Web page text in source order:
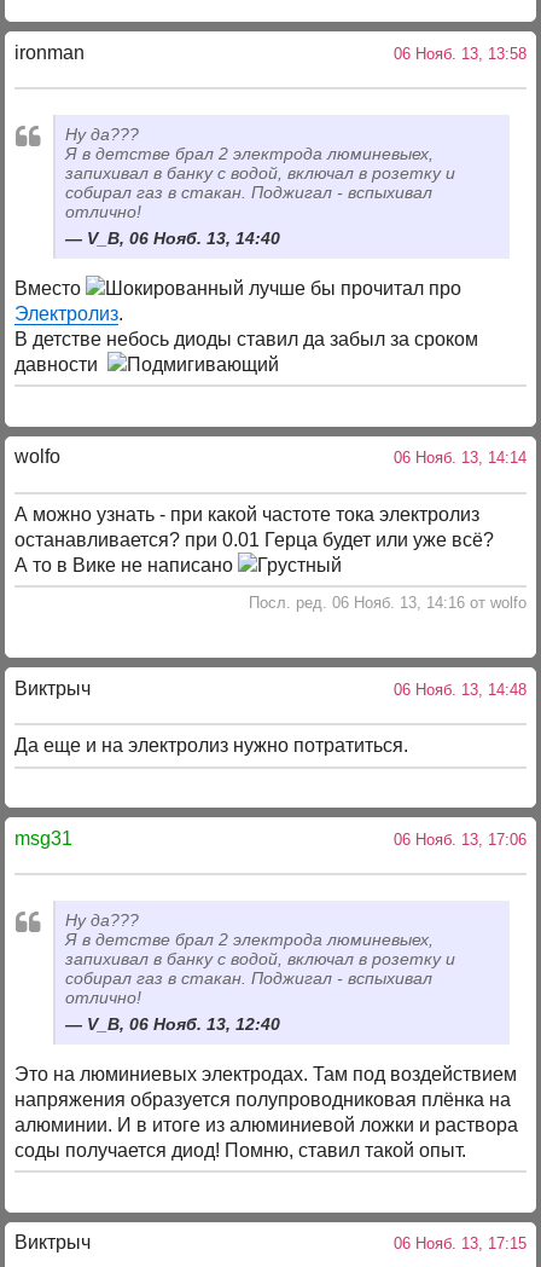
ironman 06 Нояб. 13, 13:58
Ну да???
Я в детстве брал 2 электрода люминевыех,
запихивал в банку с водой, включал в розетку и
собирал газ в стакан. Поджигал - вспыхивал
отлично!
V_B, 06 Нояб. 13, 14:40
Вместо
лучше бы прочитал про
Электролиз.
В детстве небось диоды ставил да забыл за сроком
давности
wolfo 06 Нояб. 13, 14:14
А можно узнать - при какой частоте тока электролиз
останавливается? при 0.01 Герца будет или уже всё?
А то в Вике не написано
Посл. ред. 06 Нояб. 13, 14:16 от wolfo
Виктрыч 06 Нояб. 13, 14:48
Да еще и на электролиз нужно потратиться.
msg31 06 Нояб. 13, 17:06
Ну да???
Я в детстве брал 2 электрода люминевыех,
запихивал в банку с водой, включал в розетку и
собирал газ в стакан. Поджигал - вспыхивал
отлично!
V_B, 06 Нояб. 13, 12:40
Это на люминиевых электродах. Там под воздействием
напряжения образуется полупроводниковая плёнка на
алюминии. И в итоге из алюминиевой ложки и раствора
соды получается диод! Помню, ставил такой опыт.
Виктрыч 06 Нояб. 13, 17:15